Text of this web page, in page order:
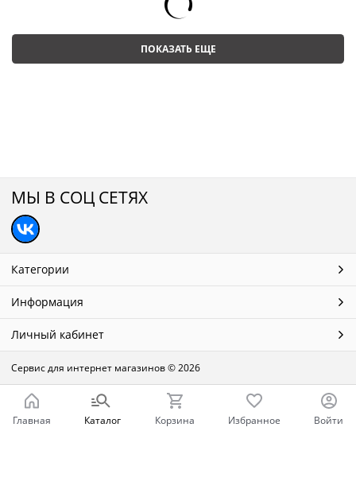
ПОКАЗАТЬ ЕЩЕ
МЫ В СОЦ СЕТЯХ
Категории
Информация
Личный кабинет
Сервис для интернет магазинов© 2026
Главная Каталог Корзина Избранное Войти